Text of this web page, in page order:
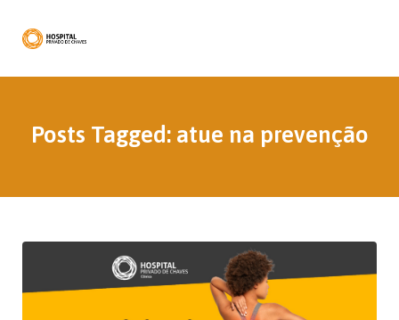
Posts Tagged: atue na prevenção